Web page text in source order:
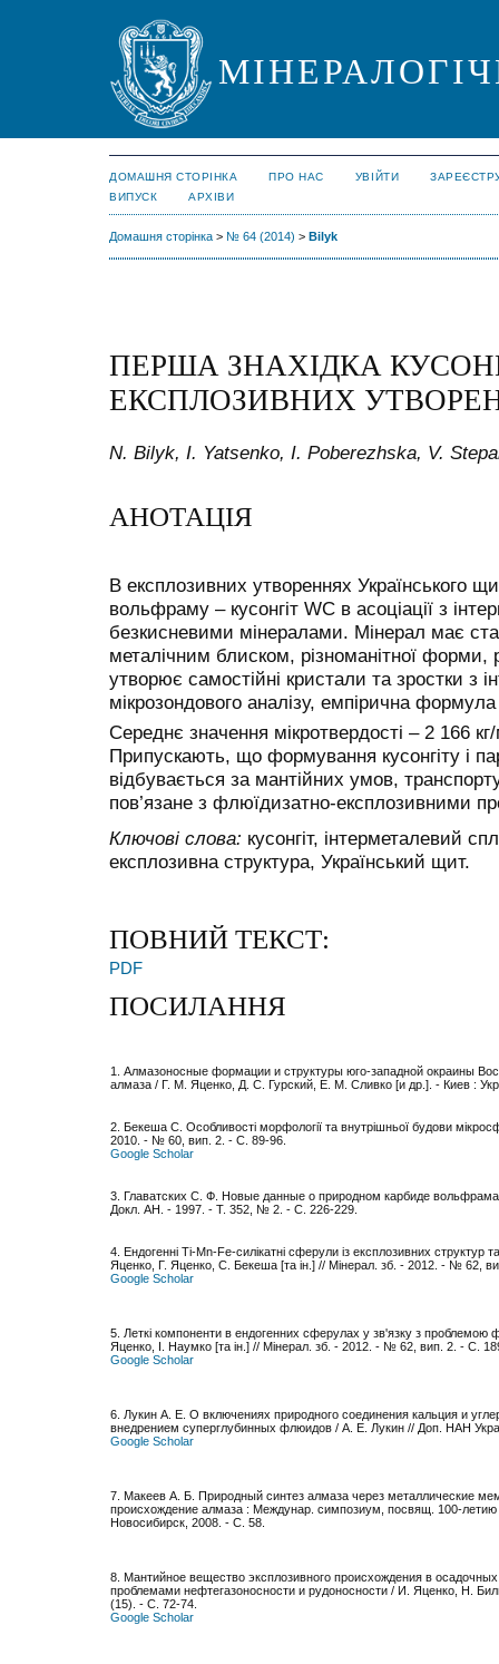
ДОМАШНЯ СТОРІНКА ПРО НАС УВІЙТИ
ВИПУСК
АРХІВИ
Домашня сторінка > № 64 (2014) > Bilyk
ПЕРША ЗНАХІДКА
ЕКСПЛОЗИВНИХ
N. Bilyk, I. Yatsenko, I. Poberezhska, V.
АНОТАЦІЯ
В експлозивних утвореннях Українського
вольфраму – кусонгіт WC в асоціації з
безкисневими мінералами. Мінерал має
металічним блиском, різноманітної
утворює самостійні кристали та зростки з
мікрозондового аналізу, емпірична формула
Середнє значення мікротвердості – 2 166
Припускають, що формування кусонгіту і
відбувається за мантійних умов,
пов’язане з флюїдизатно-експлозивними
Ключові слова: кусонгіт, інтерметалевий
експлозивна структура, Український щит.
ПОВНИЙ ТЕКСТ:
PDF
ПОСИЛАННЯ
1. Алмазоносные формации и структуры юго-западной окраины
алмаза / Г. М. Яценко, Д. С. Гурский, Е. М. Сливко [и др.]. - Киев :
2. Бекеша С. Особливості морфології та внутрішньої будови
2010. - № 60, вип. 2. - С. 89-96.
Google Scholar
3. Главатских С. Ф. Новые данные о природном карбиде
Докл. АН. - 1997. - Т. 352, № 2. - С. 226-229.
4. Ендогенні Ti-Mn-Fe-силікатні сферули із експлозивних структур
Яценко, Г. Яценко, С. Бекеша [та ін.] // Мінерал. зб. - 2012. - № 62,
Google Scholar
5. Леткі компоненти в ендогенних сферулах у зв'язку з проблемою
Яценко, І. Наумко [та ін.] // Мінерал. зб. - 2012. - № 62, вип. 2. - С.
Google Scholar
6. Лукин А. Е. О включениях природного соединения кальция и
внедрением суперглубинных флюидов / А. Е. Лукин // Доп. НАН
Google Scholar
7. Макеев А. Б. Природный синтез алмаза через металлические
происхождение алмаза : Междунар. симпозиум, посвящ. 100-
Новосибирск, 2008. - С. 58.
8. Мантийное вещество эксплозивного происхождения в
проблемами нефтегазоносности и рудоносности / И. Яценко, Н.
(15). - С. 72-74.
Google Scholar